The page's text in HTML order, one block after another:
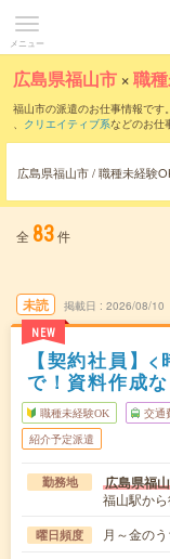
メニュー
広島県福山市 ×職
福山市の派遣のお仕事情報です。
、 クリエイティブ系などのお仕
広島県福山市 / 職種未経験
全 83件
未読
NEW
掲載日 2026/08/10
【契約社員】
で！資料作成
職種未経験OK 交通
紹介予定派遣
勤務地 広島県福
福山駅か
曜日頻度 月～金の